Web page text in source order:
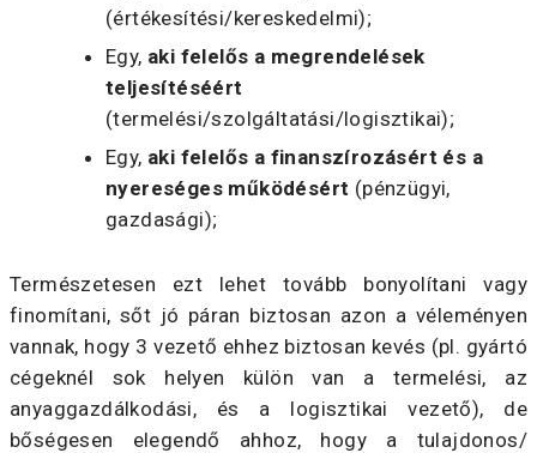
(értékesítési/kereskedelmi);
Egy, aki felelős a megrendelések
teljesítéséért
(termelési/szolgáltatási/logisztikai);
Egy, aki felelős a finanszírozásért és a
nyereséges működésért (pénzügyi,
gazdasági);
Természetesen ezt lehet tovább bonyolítani vagy
finomítani, sőt jó páran biztosan azon a véleményen
vannak, hogy 3 vezető ehhez biztosan kevés (pl. gyártó
cégeknél sok helyen külön van a termelési, az
anyaggazdálkodási, és a logisztikai vezető), de
bőségesen elegendő ahhoz, hogy a tulajdonos/